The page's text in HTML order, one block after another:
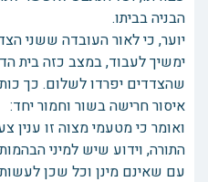
הבניה בביתו.
יוער, כי לאור העובדה ששני
ימשיך לעבוד, במצב כזה בית
שהצדדים יפרדו לשלום. כך
איסור חרישה בשור וחמור יחד:
ואומר כי מטעמי מצוה זו ענין
התורה, וידוע שיש למיני
עם שאינם מינן וכל שכן